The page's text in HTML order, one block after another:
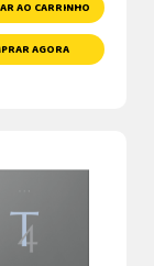
AO CARRINHO
AGORA